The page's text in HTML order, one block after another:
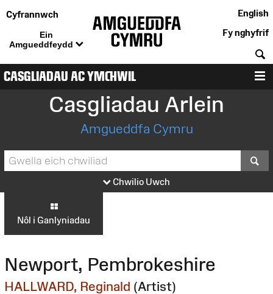
Cyfrannwch
Ein
Amgueddfeydd
English
Fy nghyfrif
CASGLIADAU AC YMCHWIL
Casgliadau Arlein
Amgueddfa Cymru
Chwilio Uwch
Nôl i Ganlyniadau
Newport, Pembrokeshire
HALLWARD, Reginald (Artist)